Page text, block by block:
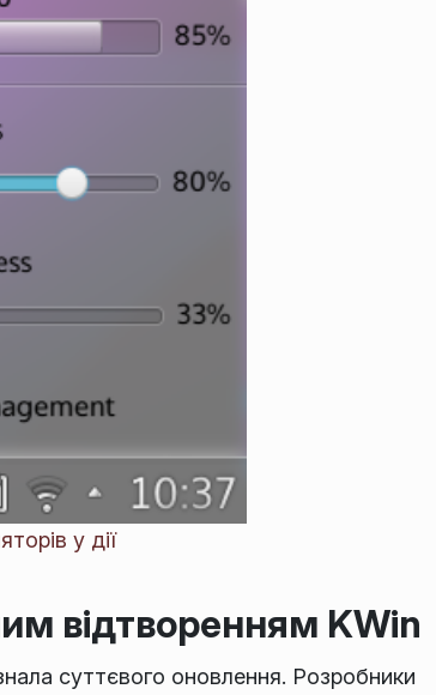
у дії
відтворенням KWin
суттєвого оновлення. Розробники